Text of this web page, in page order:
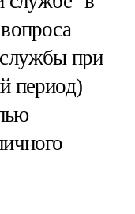
при
период)